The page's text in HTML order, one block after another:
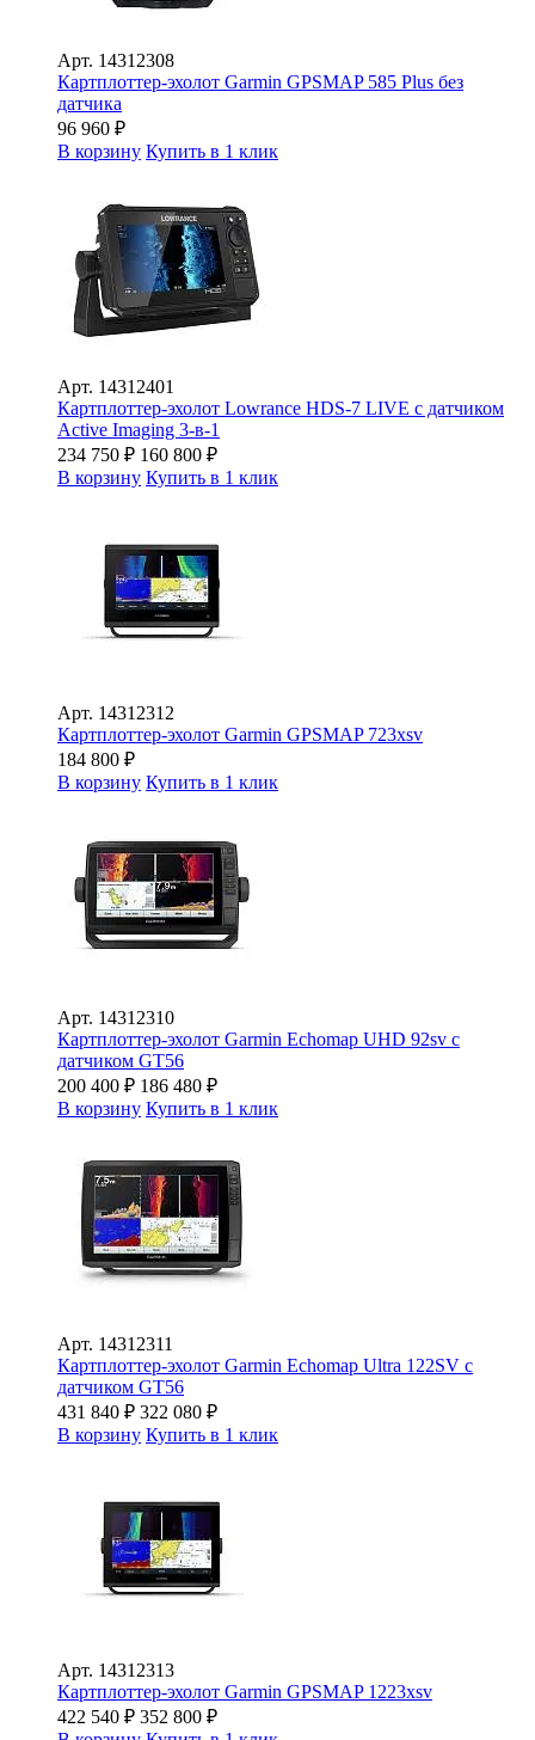
Арт. 14312308
Картплоттер-эхолот Garmin GPSMAP 585 Plus без
датчика
96 960 ₽
В корзину Купить в 1 клик
Арт. 14312401
Картплоттер-эхолот Lowrance HDS-7 LIVE с датчиком
Active Imaging 3-в-1
234 750 ₽ 160 800 ₽
В корзину Купить в 1 клик
Арт. 14312312
Картплоттер-эхолот Garmin GPSMAP 723xsv
184 800 ₽
В корзину Купить в 1 клик
Арт. 14312310
Картплоттер-эхолот Garmin Echomap UHD 92sv с
датчиком GT56
200 400 ₽ 186 480 ₽
В корзину Купить в 1 клик
Арт. 14312311
Картплоттер-эхолот Garmin Echomap Ultra 122SV с
датчиком GT56
431 840 ₽ 322 080 ₽
В корзину Купить в 1 клик
Арт. 14312313
Картплоттер-эхолот Garmin GPSMAP 1223xsv
422 540 ₽ 352 800 ₽